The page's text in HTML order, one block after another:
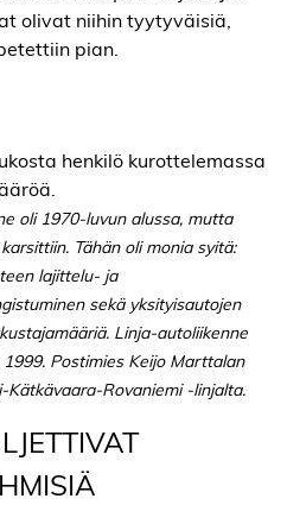
olivat niihin tyytyväisiä,
pian.
oli 1970-luvun alussa, mutta
Tähän oli monia syitä:
lajittelu- ja
sekä yksityisautojen
Linja-autoliikenne
Postimies Keijo Marttalan
Rovaniemi -linjalta.